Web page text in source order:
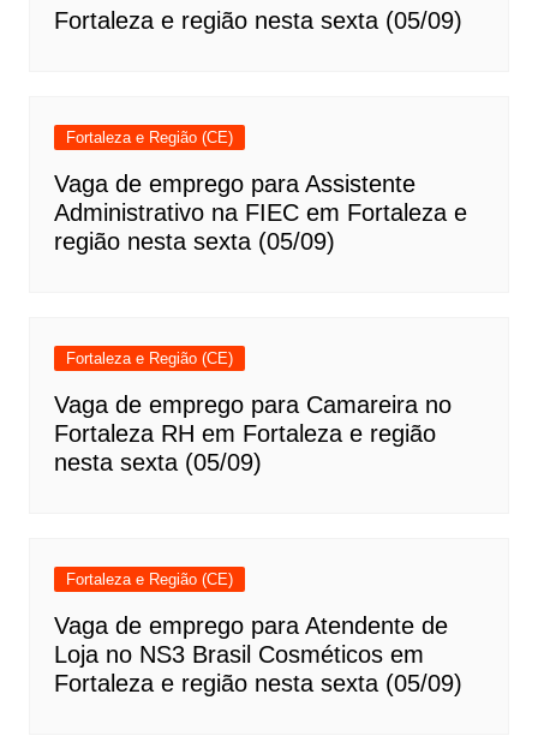
Fortaleza e região nesta sexta (05/09)
Fortaleza e Região (CE)
Vaga de emprego para Assistente
Administrativo na FIEC em Fortaleza e
região nesta sexta (05/09)
Fortaleza e Região (CE)
Vaga de emprego para Camareira no
Fortaleza RH em Fortaleza e região
nesta sexta (05/09)
Fortaleza e Região (CE)
Vaga de emprego para Atendente de
Loja no NS3 Brasil Cosméticos em
Fortaleza e região nesta sexta (05/09)